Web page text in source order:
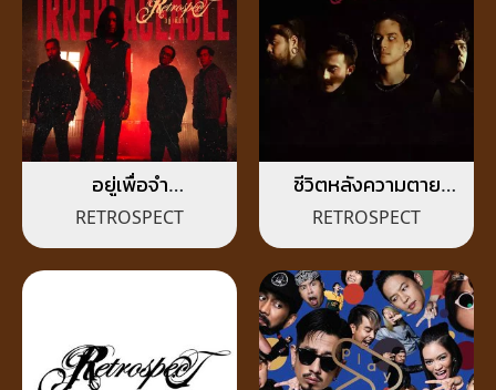
อยู่เพื่อจำ
(Irreplaceable)
RETROSPECT
ชีวิตหลังความตาย
(Afterlife)
RETROSPECT